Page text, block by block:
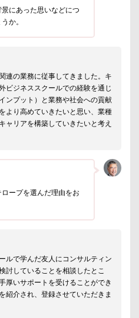
にあった思いなどにつ
か。
連の業務に従事してきました。キ
ビジネススクールでの経験を通じ
ンプット）と業務や社会への貢献
より高めていきたいと思い、業種
ャリアを構築していきたいと考え
ープを選んだ理由をお
ルで学んだ友人にコンサルティン
討していることを相談したとこ
厚いサポートを受けることができ
紹介され、登録させていただきま